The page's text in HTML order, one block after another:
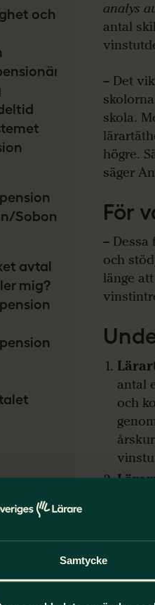
Samtycke
och
Sobona
avtal
mig?
analys
antal
– Det
skola.
högre.
säger
För
–
och
länge
antal
och
med
med